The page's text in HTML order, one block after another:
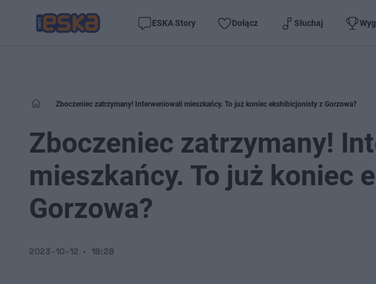
ESKA Story Dołącz Słuchaj
Zboczeniec zatrzymany! Interweniowali mieszkańcy. To już koniec ekshibicjonisty z Gorzowa?
Zboczeniec zatrzymany!
mieszkańcy. To już koniec
Gorzowa?
2023-10-12 18:28